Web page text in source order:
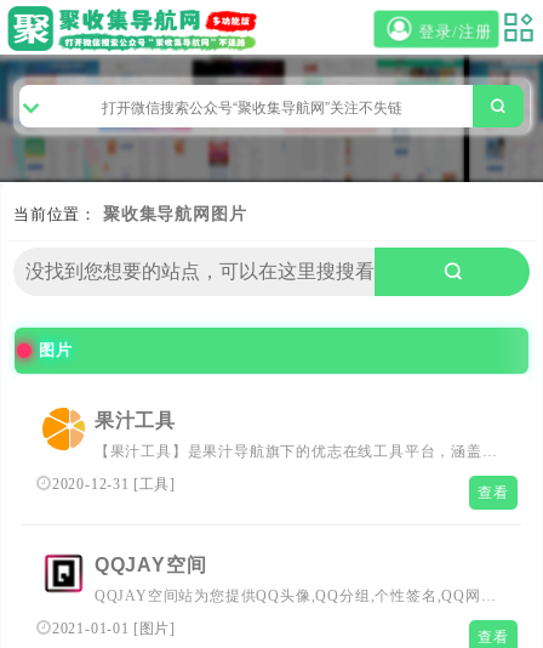
登录/注册
当前位置： 聚收集导航网 图片
图片
果汁工具
【果汁工具】是果汁导航旗下的优志在线工具平台，涵盖了
便民查询、常用计算、图片工具、开发工具、设计工具、文
2020-12-31 [工具] 查看
QQJAY空间
QQJAY空间站为您提供QQ头像,QQ分组,个性签名,QQ网
名,空间日志,非主流图片,QQ空间素材,还有更多的原创皮肤,
2021-01-01 [ 图片] 查看